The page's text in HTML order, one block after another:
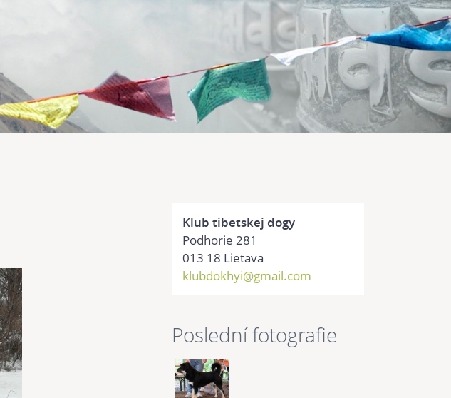
Klub tibetskej dogy
Podhorie 281
013 18 Lietava
klubdokhyi@gmail.com
Poslední fotografie